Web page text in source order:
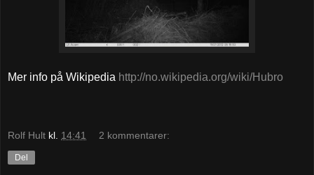
Mer info på Wikipedia http://no.wikipedia.org/wiki/Hubro
Rolf Hult kl. 14:41 2 kommentarer:
Del